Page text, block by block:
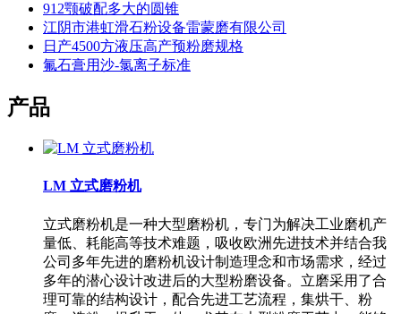
912颚破配多大的圆锥
江阴市港虹滑石粉设备雷蒙磨有限公司
日产4500方液压高产预粉磨规格
氟石膏用沙-氯离子标准
产品
LM 立式磨粉机
立式磨粉机是一种大型磨粉机，专门为解决工业磨机产
量低、耗能高等技术难题，吸收欧洲先进技术并结合我
公司多年先进的磨粉机设计制造理念和市场需求，经过
多年的潜心设计改进后的大型粉磨设备。立磨采用了合
理可靠的结构设计，配合先进工艺流程，集烘干、粉